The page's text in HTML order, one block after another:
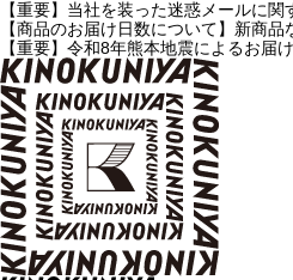
【重要】当社を装った迷惑メールに
【商品のお届け日数について】新商
【重要】令和8年熊本地震によるお届